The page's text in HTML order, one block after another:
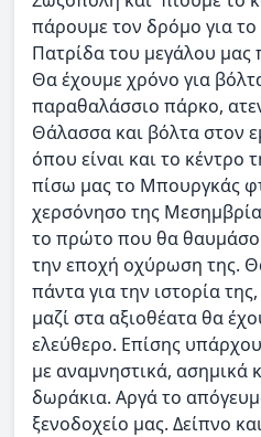
πάρουμε τον δρόμο για
Πατρίδα του μεγάλου
Θα έχουμε χρόνο για
παραθαλάσσιο πάρκο,
Θάλασσα και βόλτα στον
όπου είναι και το κέντρο
πίσω μας το Μπουργκάς
χερσόνησο της
το πρώτο που θα
την εποχή οχύρωση της.
πάντα για την ιστορία
μαζί στα αξιοθέατα θα
ελεύθερο. Επίσης
με αναμνηστικά, ασημικά
δωράκια. Αργά το
ξενοδοχείο μας. Δείπνο